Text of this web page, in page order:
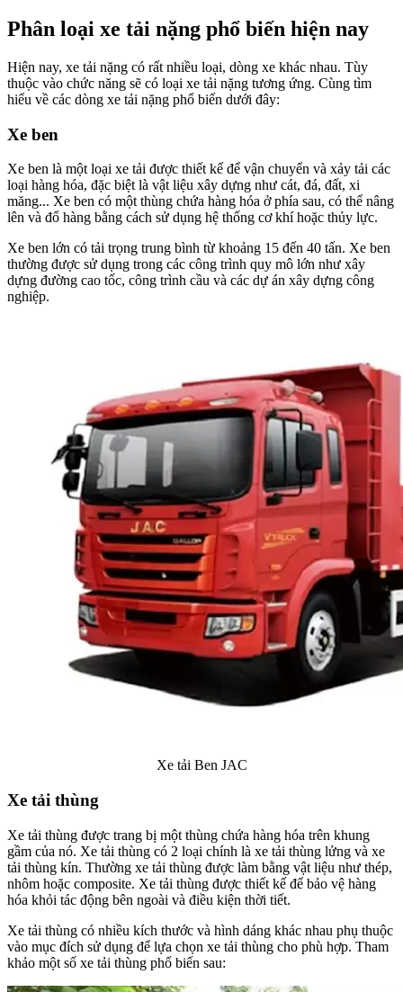
Phân loại xe tải nặng phổ biến hiện nay
Hiện nay, xe tải nặng có rất nhiều loại, dòng xe khác nhau. Tùy
thuộc vào chức năng sẽ có loại xe tải nặng tương ứng. Cùng tìm
hiểu về các dòng xe tải nặng phổ biến dưới đây:
Xe ben
Xe ben là một loại xe tải được thiết kế để vận chuyển và xảy tải các
loại hàng hóa, đặc biệt là vật liệu xây dựng như cát, đá, đất, xi
măng... Xe ben có một thùng chứa hàng hóa ở phía sau, có thể nâng
lên và đổ hàng bằng cách sử dụng hệ thống cơ khí hoặc thủy lực.
Xe ben lớn có tải trọng trung bình từ khoảng 15 đến 40 tấn. Xe ben
thường được sử dụng trong các công trình quy mô lớn như xây
dựng đường cao tốc, công trình cầu và các dự án xây dựng công
nghiệp.
Xe tải Ben JAC
Xe tải thùng
Xe tải thùng được trang bị một thùng chứa hàng hóa trên khung
gầm của nó. Xe tải thùng có 2 loại chính là xe tải thùng lửng và xe
tải thùng kín. Thường xe tải thùng được làm bằng vật liệu như thép,
nhôm hoặc composite. Xe tải thùng được thiết kế để bảo vệ hàng
hóa khỏi tác động bên ngoài và điều kiện thời tiết.
Xe tải thùng có nhiều kích thước và hình dáng khác nhau phụ thuộc
vào mục đích sử dụng để lựa chọn xe tải thùng cho phù hợp. Tham
khảo một số xe tải thùng phổ biến sau: